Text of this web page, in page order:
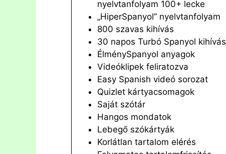
nyelvtanfolyam 100+ lecke
„HiperSpanyol” nyelvtanfolyam
800 szavas kihívás
30 napos Turbó Spanyol kihívás
ÉlménySpanyol anyagok
Videóklipek feliratozva
Easy Spanish videó sorozat
Quizlet kártyacsomagok
Saját szótár
Hangos mondatok
Lebegő szókártyák
Korlátlan tartalom elérés